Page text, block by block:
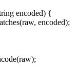
encoded) {
encoded);